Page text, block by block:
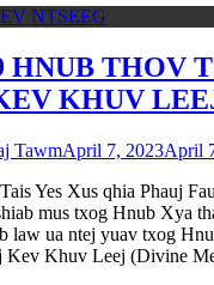
NTSEEG
HNUB THOV
KHUV
TawmApril 7, 2023April
Yes Xus qhia Phauj
mus txog Hnub Xya
law ua ntej yuav txog
Khuv Leej (Divine